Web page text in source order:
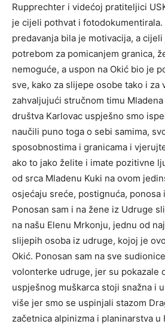
Rupprechter i videćoj pratiteljici
je cijeli pothvat i fotodokumentirala.
predavanja bila je motivacija, a
potrebom za pomicanjem granica,
nemoguće, a uspon na Okić bio je
sve, kako za slijepe osobe tako i za
zahvaljujući stručnom timu
društva Karlovac uspješno smo
naučili puno toga o sebi samima,
sposobnostima i granicama i
ako to jako želite i imate pozitivne
od srca Mladenu Kuki na ovom
osjećaju sreće, postignuća, ponosa
Ponosan sam i na žene iz Udruge
na našu Elenu Mrkonju, jednu od
slijepih osoba iz udruge, kojoj je
Okić. Ponosan sam na sve
volonterke udruge, jer su pokazale
uspješnog muškarca stoji snažna i
više jer smo se uspinjali stazom
začetnica alpinizma i planinarstva u